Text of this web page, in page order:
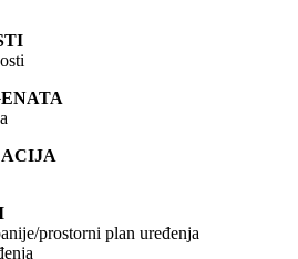
prostorni plan uređenja